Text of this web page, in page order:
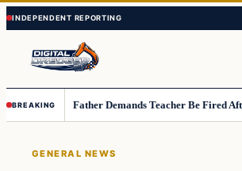
Skip
to
content
Skip
to
content
BREAKING
GENERAL NEWS